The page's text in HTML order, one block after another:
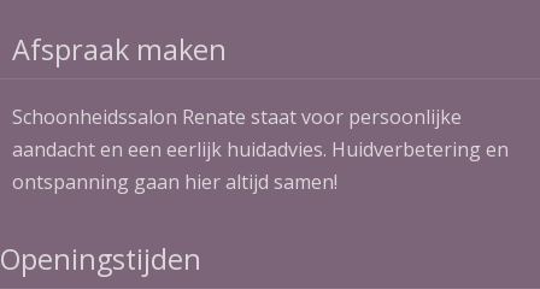
Afspraak maken
Schoonheidssalon Renate staat voor persoonlijke
aandacht en een eerlijk huidadvies. Huidverbetering en
ontspanning gaan hier altijd samen!
Openingstijden